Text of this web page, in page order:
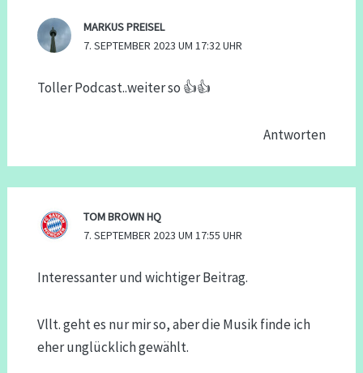
MARKUS PREISEL
7. SEPTEMBER 2023 UM 17:32 UHR
Toller Podcast..weiter so 👍👍
Antworten
TOM BROWN HQ
7. SEPTEMBER 2023 UM 17:55 UHR
Interessanter und wichtiger Beitrag.
Vllt. geht es nur mir so, aber die Musik finde ich
eher unglücklich gewählt.